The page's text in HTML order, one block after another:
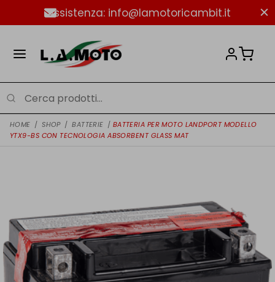
Assistenza: info@lamotoricambit.it
HOME / SHOP / BATTERIE / BATTERIA PER MOTO LANDPORT MODELLO
YTX9-BS CON TECNOLOGIA ABSORBENT GLASS MAT